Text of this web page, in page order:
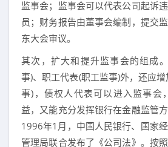
监事会；监事会可以代表公司起诉
员；财务报告由董事会编制，提交
东大会审议。
其次，扩大和提升监事会的组成
事)、职工代表(职工监事)外，还应
事)，债权人代表可以进入监事会
益，又能充分发挥银行在金融监管
1996年1月，中国人民银行、国家
管理局联合发布了《公司法》。按